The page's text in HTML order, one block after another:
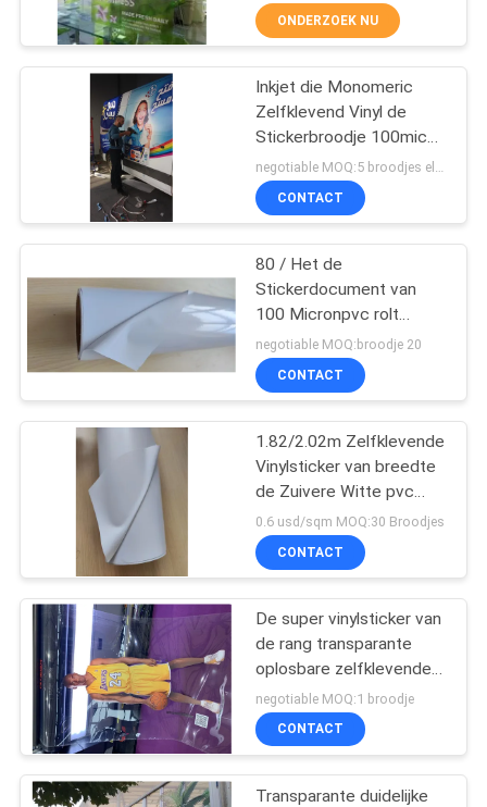
SITEMAP
PRIVACY
POLICY
Zelfklevende
Vinylsticker
Weerspiegelende
Vinylsticker
81
Multikleuren
Vinylstickers
31
Één Sticker van de
Maniervisie
ONDERZOEK NU
Inkjet die Monomeric
Zelfklevend Vinyl de
Stickerbroodje 100mic
van pvc voor
Autodecoratie drukken
negotiable MOQ:5 broodjes elke grootte
CONTACT
80 / Het de
Stickerdocument van
100 Micronpvc rolt
Zelfklevend Vinyl voor
Reclame
negotiable MOQ:broodje 20
CONTACT
1.82/2.02m Zelfklevende
Vinylsticker van breedte
de Zuivere Witte pvc
100mic met 140g-
Versiedocument voor
digitale druk
0.6 usd/sqm MOQ:30 Broodjes
CONTACT
De super vinylsticker van
de rang transparante
oplosbare zelfklevende
digitale druk voor UVdruk
op glas
negotiable MOQ:1 broodje
CONTACT
Transparante duidelijke